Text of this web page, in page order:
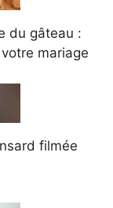
du gâteau :
mariage
filmée